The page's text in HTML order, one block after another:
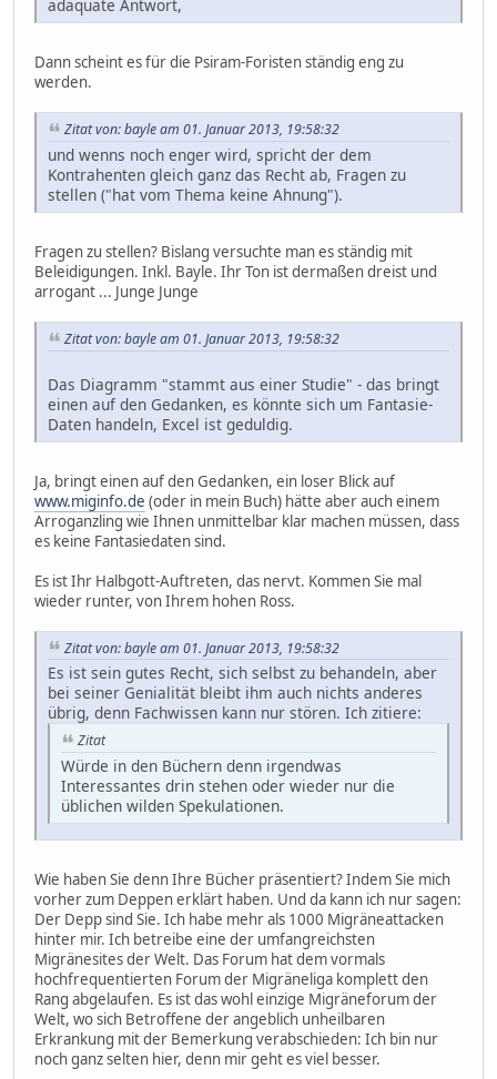
adäquate Antwort,
Dann scheint es für die Psiram-Foristen ständig eng zu
werden.
Zitat von: bayle am 01. Januar 2013, 19:58:32
und wenns noch enger wird, spricht der dem
Kontrahenten gleich ganz das Recht ab, Fragen zu
stellen ("hat vom Thema keine Ahnung").
Fragen zu stellen? Bislang versuchte man es ständig mit
Beleidigungen. Inkl. Bayle. Ihr Ton ist dermaßen dreist und
arrogant ... Junge Junge
Zitat von: bayle am 01. Januar 2013, 19:58:32
Das Diagramm "stammt aus einer Studie" - das bringt
einen auf den Gedanken, es könnte sich um Fantasie-
Daten handeln, Excel ist geduldig.
Ja, bringt einen auf den Gedanken, ein loser Blick auf
www.miginfo.de (oder in mein Buch) hätte aber auch einem
Arroganzling wie Ihnen unmittelbar klar machen müssen, dass
es keine Fantasiedaten sind.
Es ist Ihr Halbgott-Auftreten, das nervt. Kommen Sie mal
wieder runter, von Ihrem hohen Ross.
Zitat von: bayle am 01. Januar 2013, 19:58:32
Es ist sein gutes Recht, sich selbst zu behandeln, aber
bei seiner Genialität bleibt ihm auch nichts anderes
übrig, denn Fachwissen kann nur stören. Ich zitiere:
Zitat
Würde in den Büchern denn irgendwas
Interessantes drin stehen oder wieder nur die
üblichen wilden Spekulationen.
Wie haben Sie denn Ihre Bücher präsentiert? Indem Sie mich
vorher zum Deppen erklärt haben. Und da kann ich nur sagen:
Der Depp sind Sie. Ich habe mehr als 1000 Migräneattacken
hinter mir. Ich betreibe eine der umfangreichsten
Migränesites der Welt. Das Forum hat dem vormals
hochfrequentierten Forum der Migräneliga komplett den
Rang abgelaufen. Es ist das wohl einzige Migräneforum der
Welt, wo sich Betroffene der angeblich unheilbaren
Erkrankung mit der Bemerkung verabschieden: Ich bin nur
noch ganz selten hier, denn mir geht es viel besser.